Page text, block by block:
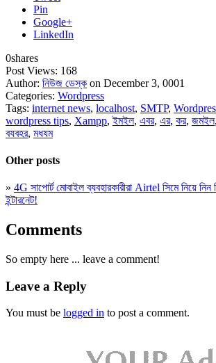
Pin
Google+
LinkedIn
0shares
Post Views: 168
Author: নিউজ ডেস্ক on December 3, 0001
Categories: Wordpress
Tags: internet news, localhost, SMTP,
wordpress tips, Xampp,ইমইল, এবর, এর, কর, জমইল,
বযবহর, মধযম
Other posts
» 4G সাপোর্ট মোবাইল ব্যবহারকারীরা Airtel সিমে নিয়ে
ইন্টারনেট!
Comments
So empty here ... leave a comment!
Leave a Reply
You must be logged in to post a comment.